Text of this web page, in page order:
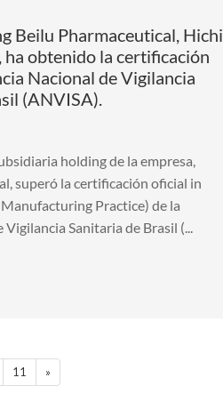
Beilu Pharmaceutical, Hichi
ha obtenido la certificación
Nacional de Vigilancia
(ANVISA).
holding de la empresa,
superó la certificación oficial in
Practice) de la
Sanitaria de Brasil (...
11 »